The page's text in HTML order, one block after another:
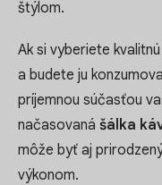
štýlom.
Ak si vyberiete
a budete ju
príjemnou súčasťou
načasovaná šálka
môže byť aj
výkonom.